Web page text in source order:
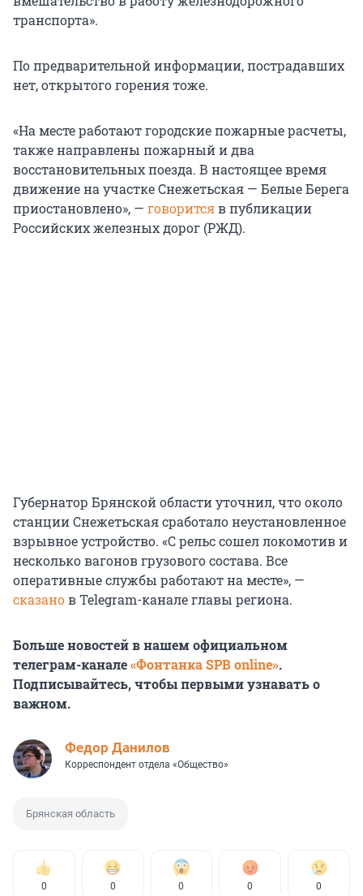
транспорта».
По предварительной информации, пострадавших
нет, открытого горения тоже.
«На месте работают городские пожарные расчеты,
также направлены пожарный и два
восстановительных поезда. В настоящее время
движение на участке Снежетьская — Белые Берега
приостановлено», — говоритсяв публикации
Российских железных дорог (РЖД).
Губернатор Брянской области уточнил, что около
станции Снежетьская сработало неустановленное
взрывное устройство. «C рельс сошел локомотив и
несколько вагонов грузового состава. Все
оперативные службы работают на месте», —
сказанов Telegram-канале главы региона.
Больше новостей в нашем официальном
телеграм-канале«Фонтанка SPB online».
Подписывайтесь, чтобы первыми узнавать о
важном.
Федор Данилов
Корреспондент отдела «Общество»
Брянская область
0 0 0 0 0